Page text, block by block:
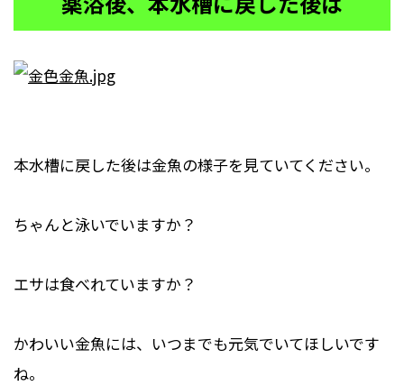
本水槽に戻した後は金魚の様子を見ていてください。
ちゃんと泳いでいますか？
エサは食べれていますか？
かわいい金魚には、いつまでも元気でいてほしいです
ね。